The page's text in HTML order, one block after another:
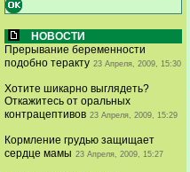
НОВОСТИ
Прерывание беременности
подобно теракту 23 Апреля, 2009, 15:30
Хотите шикарно выглядеть?
Откажитесь от оральных
контрацептивов 23 Апреля, 2009, 15:29
Кормление грудью защищает
сердце мамы 23 Апреля, 2009, 15:27